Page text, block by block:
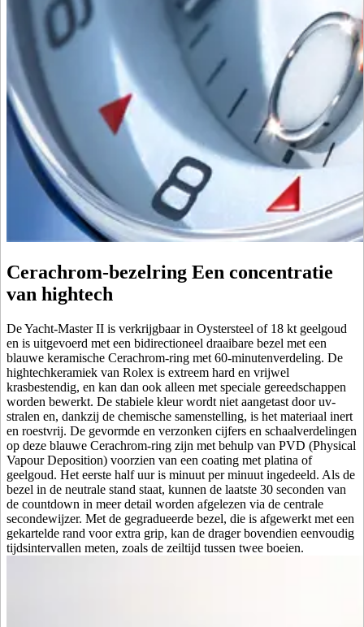
Cerachrom-bezelring Een concentratie
van hightech
De Yacht-Master II is verkrijgbaar in Oystersteel of 18 kt geelgoud
en is uitgevoerd met een bidirectioneel draaibare bezel met een
blauwe keramische Cerachrom-ring met 60-minuten­verdeling. De
hightech­keramiek van Rolex is extreem hard en vrijwel
krasbestendig, en kan dan ook alleen met speciale gereedschappen
worden bewerkt. De stabiele kleur wordt niet aangetast door uv-
stralen en, dankzij de chemische samenstelling, is het materiaal inert
en roestvrij. De gevormde en verzonken cijfers en schaalverdelingen
op deze blauwe Cerachrom-ring zijn met behulp van PVD (Physical
Vapour Deposition) voorzien van een coating met platina of
geelgoud. Het eerste half uur is minuut per minuut ingedeeld. Als de
bezel in de neutrale stand staat, kunnen de laatste 30 seconden van
de countdown in meer detail worden afgelezen via de centrale
secondewijzer. Met de gegradueerde bezel, die is afgewerkt met een
gekartelde rand voor extra grip, kan de drager bovendien eenvoudig
tijds­intervallen meten, zoals de zeiltijd tussen twee boeien.